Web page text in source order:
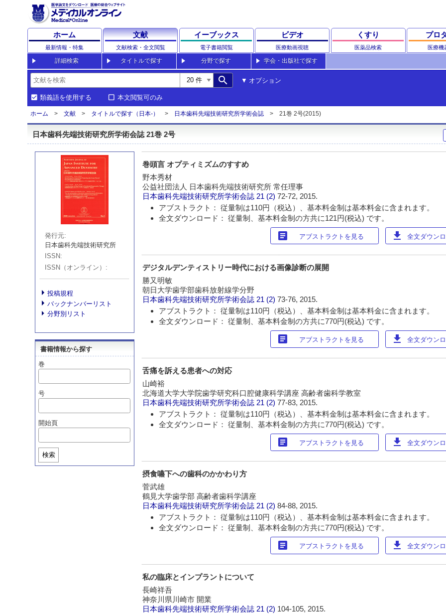
ホーム
最新情報・特集
文献
文献検索・全文閲覧
イーブックス
電子書籍閲覧
ビデオ
医療動画視聴
くすり
医薬品検索
プロ
医療機
詳細検索 タイトルで探す 分野で探す 学会・出版社で探す
search オプション
類義語を使用する 本文閲覧可のみ
ホーム 文献 タイトルで探す（日本-） 日本歯科先端技術研究所学術会誌 21巻 2号(2015)
日本歯科先端技術研究所学術会誌 21巻 2号
発行元
日本歯科先端技術研究所
ISSN
ISSN（オンライン）
投稿規程
バックナンバーリスト
分野別リスト
書籍情報から探す
巻
号
開始頁
検索
巻頭言 オプティミズムのすすめ
野本秀材
公益社団法人 日本歯科先端技術研究所 常任理事
日本歯科先端技術研究所学術会誌 21 (2)72-72, 2015.
アブストラクト： 従量制は110円（税込）、基本料金制は基本料金に含まれます。
全文ダウンロード： 従量制、基本料金制の方共に121円(税込) です。
article アブストラクトを見る download 全文ダウン
デジタルデンティストリー時代における画像診断の展開
勝又明敏
朝日大学歯学部歯科放射線学分野
日本歯科先端技術研究所学術会誌 21 (2)73-76, 2015.
アブストラクト： 従量制は110円（税込）、基本料金制は基本料金に含まれます。
全文ダウンロード： 従量制、基本料金制の方共に770円(税込) です。
article アブストラクトを見る download 全文ダウン
舌痛を訴える患者への対応
山崎裕
北海道大学大学院歯学研究科口腔健康科学講座 高齢者歯科学教室
日本歯科先端技術研究所学術会誌 21 (2)77-83, 2015.
アブストラクト： 従量制は110円（税込）、基本料金制は基本料金に含まれます。
全文ダウンロード： 従量制、基本料金制の方共に770円(税込) です。
article アブストラクトを見る download 全文ダウン
摂食嚥下への歯科のかかわり方
菅武雄
鶴見大学歯学部 高齢者歯科学講座
日本歯科先端技術研究所学術会誌 21 (2)84-88, 2015.
アブストラクト： 従量制は110円（税込）、基本料金制は基本料金に含まれます。
全文ダウンロード： 従量制、基本料金制の方共に770円(税込) です。
article アブストラクトを見る download 全文ダウン
私の臨床とインプラントについて
長崎祥吾
神奈川県川崎市 開業
日本歯科先端技術研究所学術会誌 21 (2) 104-105, 2015.